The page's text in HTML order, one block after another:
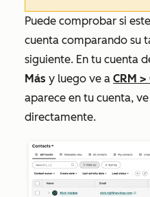
Puede comprobar si
cuenta comparando su
siguiente. En tu cuenta
Más y luego ve a CRM >
aparece en tu cuenta,
directamente.